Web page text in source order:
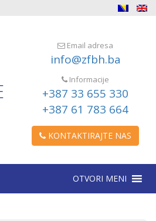
Email adresa
info@zfbh.ba
Informacije
+387 33 655 330
+387 61 783 664
KONTAKTIRAJTE NAS
OTVORI MENI